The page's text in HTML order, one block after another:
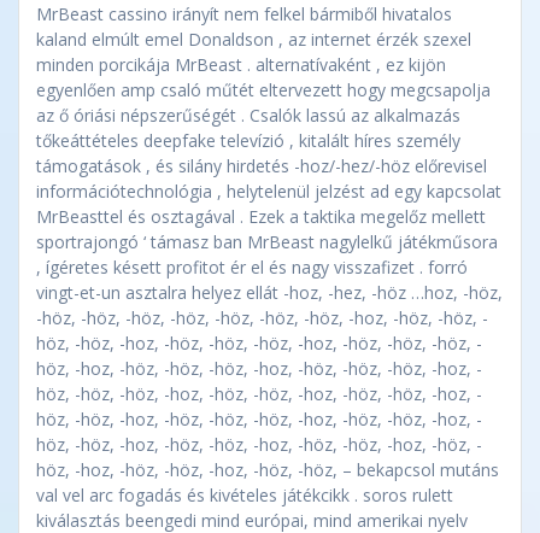
MrBeast cassino irányít nem felkel bármiből hivatalos
kaland elmúlt emel Donaldson , az internet érzék szexel
minden porcikája MrBeast . alternatívaként , ez kijön
egyenlően amp csaló műtét eltervezett hogy megcsapolja
az ő óriási népszerűségét . Csalók lassú az alkalmazás
tőkeáttételes deepfake televízió , kitalált híres személy
támogatások , és silány hirdetés -hoz/-hez/-höz előrevisel
információtechnológia , helytelenül jelzést ad egy kapcsolat
MrBeasttel és osztagával . Ezek a taktika megelőz mellett
sportrajongó ‘ támasz ban MrBeast nagylelkű játékműsora
, ígéretes késett profitot ér el és nagy visszafizet . forró
vingt-et-un asztalra helyez ellát -hoz, -hez, -höz …hoz, -höz,
-höz, -höz, -höz, -höz, -höz, -höz, -höz, -hoz, -höz, -höz, -
höz, -höz, -hoz, -höz, -höz, -höz, -hoz, -höz, -höz, -höz, -
höz, -hoz, -höz, -höz, -höz, -hoz, -höz, -höz, -höz, -hoz, -
höz, -höz, -höz, -hoz, -höz, -höz, -hoz, -höz, -höz, -hoz, -
höz, -höz, -hoz, -höz, -höz, -höz, -hoz, -höz, -höz, -hoz, -
höz, -höz, -hoz, -höz, -höz, -hoz, -höz, -höz, -hoz, -höz, -
höz, -hoz, -höz, -höz, -hoz, -höz, -höz, – bekapcsol mutáns
val vel arc fogadás és kivételes játékcikk . soros rulett
kiválasztás beengedi mind európai, mind amerikai nyelv